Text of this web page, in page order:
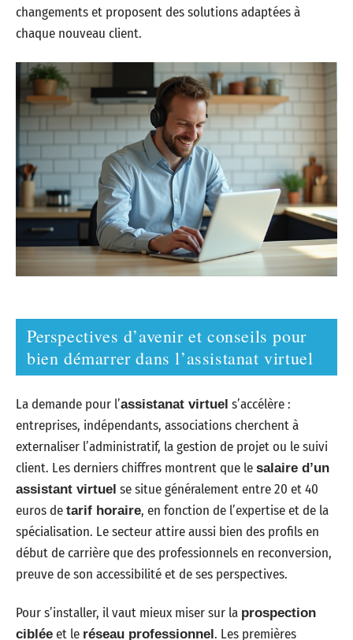
changements et proposent des solutions adaptées à
chaque nouveau client.
Perspectives d’avenir et conseils pour
bien démarrer dans l’assistanat virtuel
La demande pour l’assistanat virtuel s’accélère :
entreprises, indépendants, associations cherchent à
externaliser l’administratif, la gestion de projet ou le suivi
client. Les derniers chiffres montrent que le salaire d’un
assistant virtuel se situe généralement entre 20 et 40
euros de tarif horaire, en fonction de l’expertise et de la
spécialisation. Le secteur attire aussi bien des profils en
début de carrière que des professionnels en reconversion,
preuve de son accessibilité et de ses perspectives.
Pour s’installer, il vaut mieux miser sur la prospection
ciblée et le réseau professionnel. Les premières